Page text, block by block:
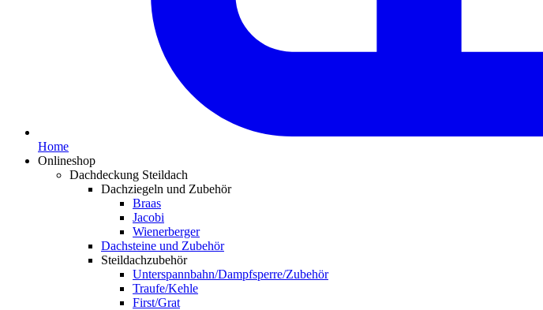
Home
Onlineshop
Dachdeckung Steildach
Dachziegeln und Zubehör
Braas
Jacobi
Wienerberger
Dachsteine und Zubehör
Steildachzubehör
Unterspannbahn/Dampfsperre/Zubehör
Traufe/Kehle
First/Grat